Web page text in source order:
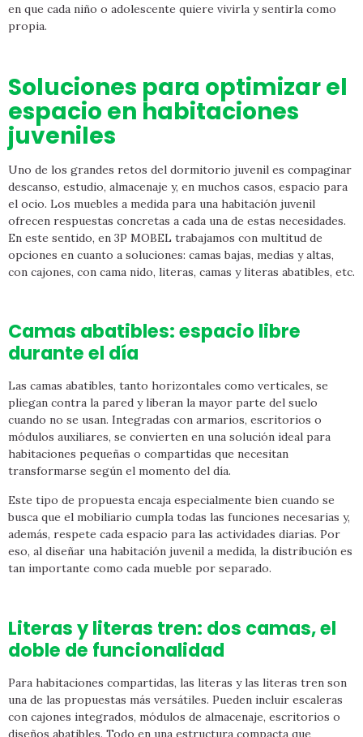
en que cada niño o adolescente quiere vivirla y sentirla como
propia.
Soluciones para optimizar el
espacio en habitaciones
juveniles
Uno de los grandes retos del dormitorio juvenil es compaginar
descanso, estudio, almacenaje y, en muchos casos, espacio para
el ocio. Los muebles a medida para una habitación juvenil
ofrecen respuestas concretas a cada una de estas necesidades.
En este sentido, en 3P MOBEL trabajamos con multitud de
opciones en cuanto a soluciones: camas bajas, medias y altas,
con cajones, con cama nido, literas, camas y literas abatibles, etc.
Camas abatibles: espacio libre
durante el día
Las camas abatibles, tanto horizontales como verticales, se
pliegan contra la pared y liberan la mayor parte del suelo
cuando no se usan. Integradas con armarios, escritorios o
módulos auxiliares, se convierten en una solución ideal para
habitaciones pequeñas o compartidas que necesitan
transformarse según el momento del día.
Este tipo de propuesta encaja especialmente bien cuando se
busca que el mobiliario cumpla todas las funciones necesarias y,
además, respete cada espacio para las actividades diarias. Por
eso, al diseñar una habitación juvenil a medida, la distribución es
tan importante como cada mueble por separado.
Literas y literas tren: dos camas, el
doble de funcionalidad
Para habitaciones compartidas, las literas y las literas tren son
una de las propuestas más versátiles. Pueden incluir escaleras
con cajones integrados, módulos de almacenaje, escritorios o
diseños abatibles. Todo en una estructura compacta que